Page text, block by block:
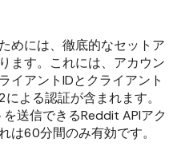
めには、徹底的なセットア
ます。これには、アカウン
イアントIDとクライアント
よる認証が含まれます。
送信できるReddit APIアク
は60分間のみ有効です。